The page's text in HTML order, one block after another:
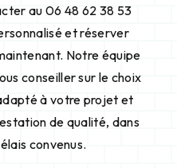
au 06 48 62 38 53
et réserver
Notre équipe
conseiller sur le choix
à votre projet et
de qualité, dans
convenus.